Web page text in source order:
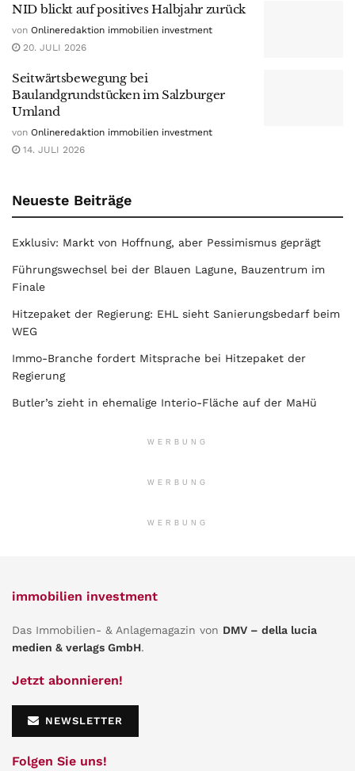
NID blickt auf positives Halbjahr zurück
von Onlineredaktion immobilien investment
20. JULI 2026
Seitwärtsbewegung bei
Baulandgrundstücken im Salzburger
Umland
von Onlineredaktion immobilien investment
14. JULI 2026
Neueste Beiträge
Exklusiv: Markt von Hoffnung, aber Pessimismus geprägt
Führungswechsel bei der Blauen Lagune, Bauzentrum im
Finale
Hitzepaket der Regierung: EHL sieht Sanierungsbedarf beim
WEG
Immo-Branche fordert Mitsprache bei Hitzepaket der
Regierung
Butler’s zieht in ehemalige Interio-Fläche auf der MaHü
WERBUNG
WERBUNG
WERBUNG
immobilien investment
Das Immobilien- & Anlagemagazin von DMV – della lucia
medien & verlags GmbH.
Jetzt abonnieren!
NEWSLETTER
Folgen Sie uns!